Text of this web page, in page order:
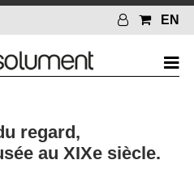
EN
regard,
au XIXe siècle.